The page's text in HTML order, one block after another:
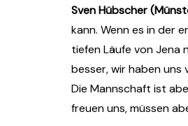
Sven Hübscher
kann. Wenn es in der
tiefen Läufe von Jena
besser, wir haben uns
Die Mannschaft ist
freuen uns, müssen